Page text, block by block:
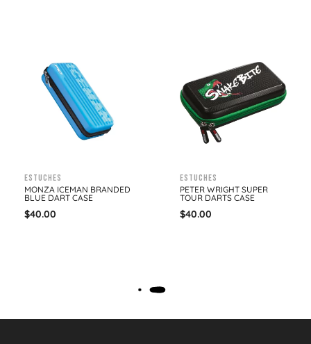
Estuches
MONZA ICEMAN BRANDED
BLUE DART CASE
$40.00
Estuches
PETER WRIGHT SUPER
TOUR DARTS CASE
$40.00